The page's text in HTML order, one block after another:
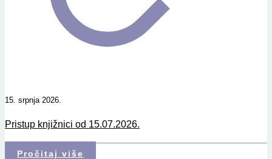
15. srpnja 2026.
Pristup knjižnici od 15.07.2026.
Pročitaj više